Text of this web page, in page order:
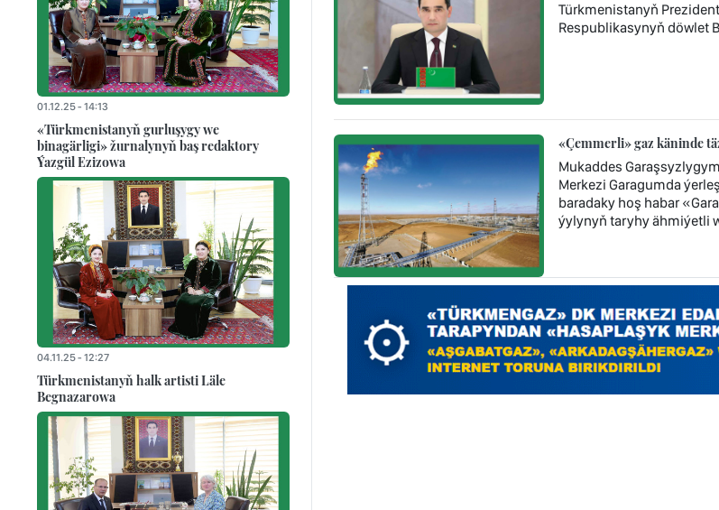
Türkmenistanyň
Respublikasynyň döwlet
«Çemmerli» gaz käninde
Mukaddes
Merkezi Garagumda
baradaky hoş habar
ýylynyň taryhy ähmiýetli
01.12.25 - 14:13
«Türkmenistanyň gurluşygy we
binagärligi» žurnalynyň baş redaktory
Ýazgül Ezizowa
04.11.25 - 12:27
Türkmenistanyň halk artisti Läle
Begnazarowa